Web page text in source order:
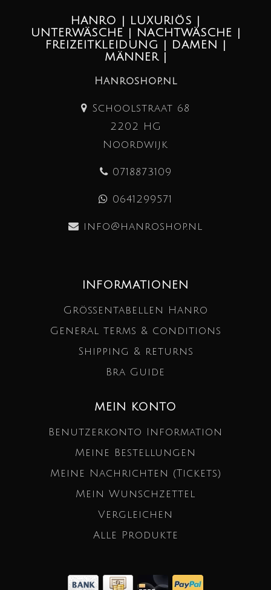
HANRO | LUXURIÖS |
UNTERWÄSCHE | NACHTWÄSCHE |
FREIZEITKLEIDUNG | DAMEN |
MÄNNER |
Hanroshop.nl
Schoolstraat 68
2202 HG
Noordwijk
0718873109
0641299571
info@hanroshop.nl
INFORMATIONEN
Größentabellen Hanro
General terms & conditions
Shipping & returns
Bra Guide
MEIN KONTO
Benutzerkonto Information
Meine Bestellungen
Meine Nachrichten (Tickets)
Mein Wunschzettel
Vergleichen
Alle Produkte